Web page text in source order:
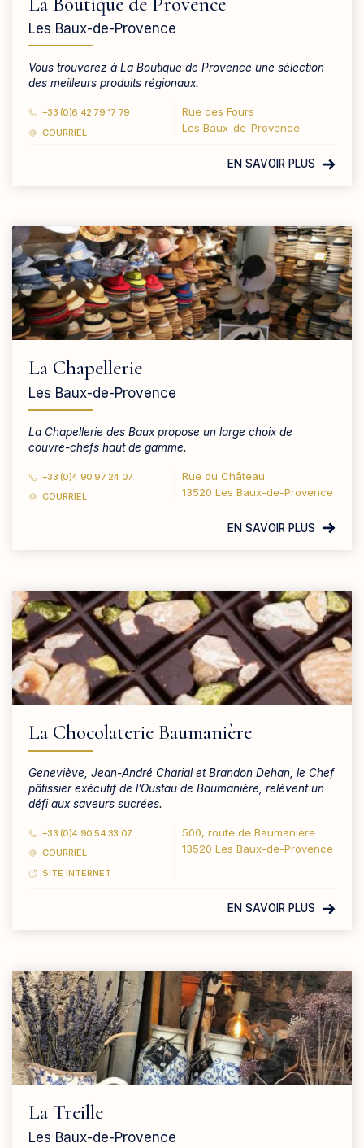
Les Baux-de-Provence
Vous trouverez à La Boutique de Provence une sélection
des meilleurs produits régionaux.
+33 (0)6 42 79 17 79
COURRIEL
Rue des Fours
Les Baux-de-Provence
EN SAVOIR PLUS
La Chapellerie
Les Baux-de-Provence
La Chapellerie des Baux propose un large choix de
couvre-chefs haut de gamme.
+33 (0)4 90 97 24 07
COURRIEL
Rue du Château
13520 Les Baux-de-Provence
EN SAVOIR PLUS
La Chocolaterie Baumanière
Geneviève, Jean-André Charial et Brandon Dehan, le Chef
pâtissier exécutif de l’Oustau de Baumanière, relèvent un
défi aux saveurs sucrées.
+33 (0)4 90 54 33 07
COURRIEL
SITE INTERNET
500, route de Baumanière
13520 Les Baux-de-Provence
EN SAVOIR PLUS
La Treille
Les Baux-de-Provence